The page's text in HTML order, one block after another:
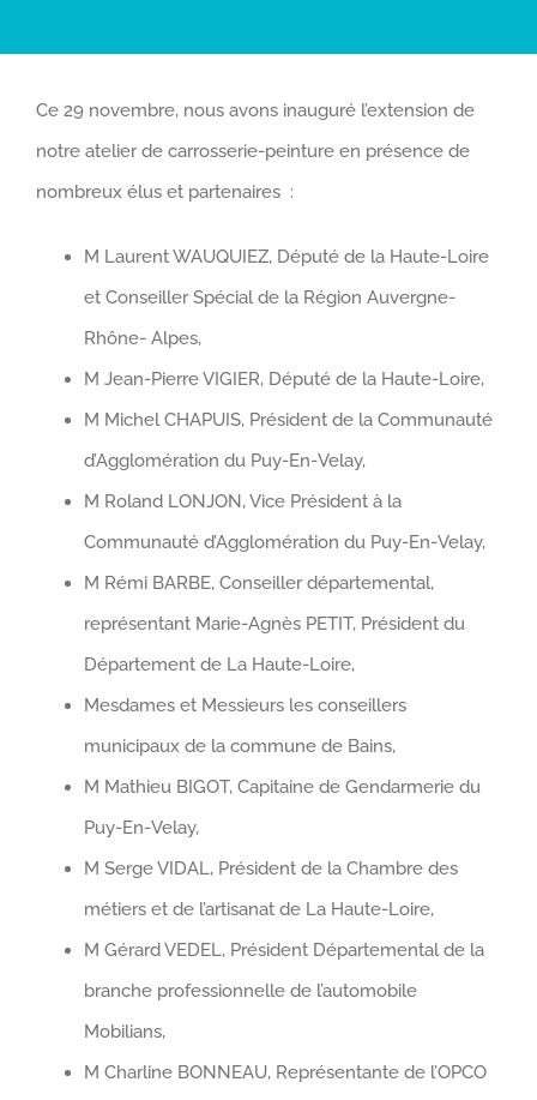
Ce 29 novembre, nous avons inauguré l’extension de
notre atelier de carrosserie-peinture en présence de
nombreux élus et partenaires :
M Laurent WAUQUIEZ, Député de la Haute-Loire
et Conseiller Spécial de la Région Auvergne-
Rhône- Alpes,
M Jean-Pierre VIGIER, Député de la Haute-Loire,
M Michel CHAPUIS, Président de la Communauté
d’Agglomération du Puy-En-Velay,
M Roland LONJON, Vice Président à la
Communauté d’Agglomération du Puy-En-Velay,
M Rémi BARBE, Conseiller départemental,
représentant Marie-Agnès PETIT, Président du
Département de La Haute-Loire,
Mesdames et Messieurs les conseillers
municipaux de la commune de Bains,
M Mathieu BIGOT, Capitaine de Gendarmerie du
Puy-En-Velay,
M Serge VIDAL, Président de la Chambre des
métiers et de l’artisanat de La Haute-Loire,
M Gérard VEDEL, Président Départemental de la
branche professionnelle de l’automobile
Mobilians,
M Charline BONNEAU, Représentante de l’OPCO